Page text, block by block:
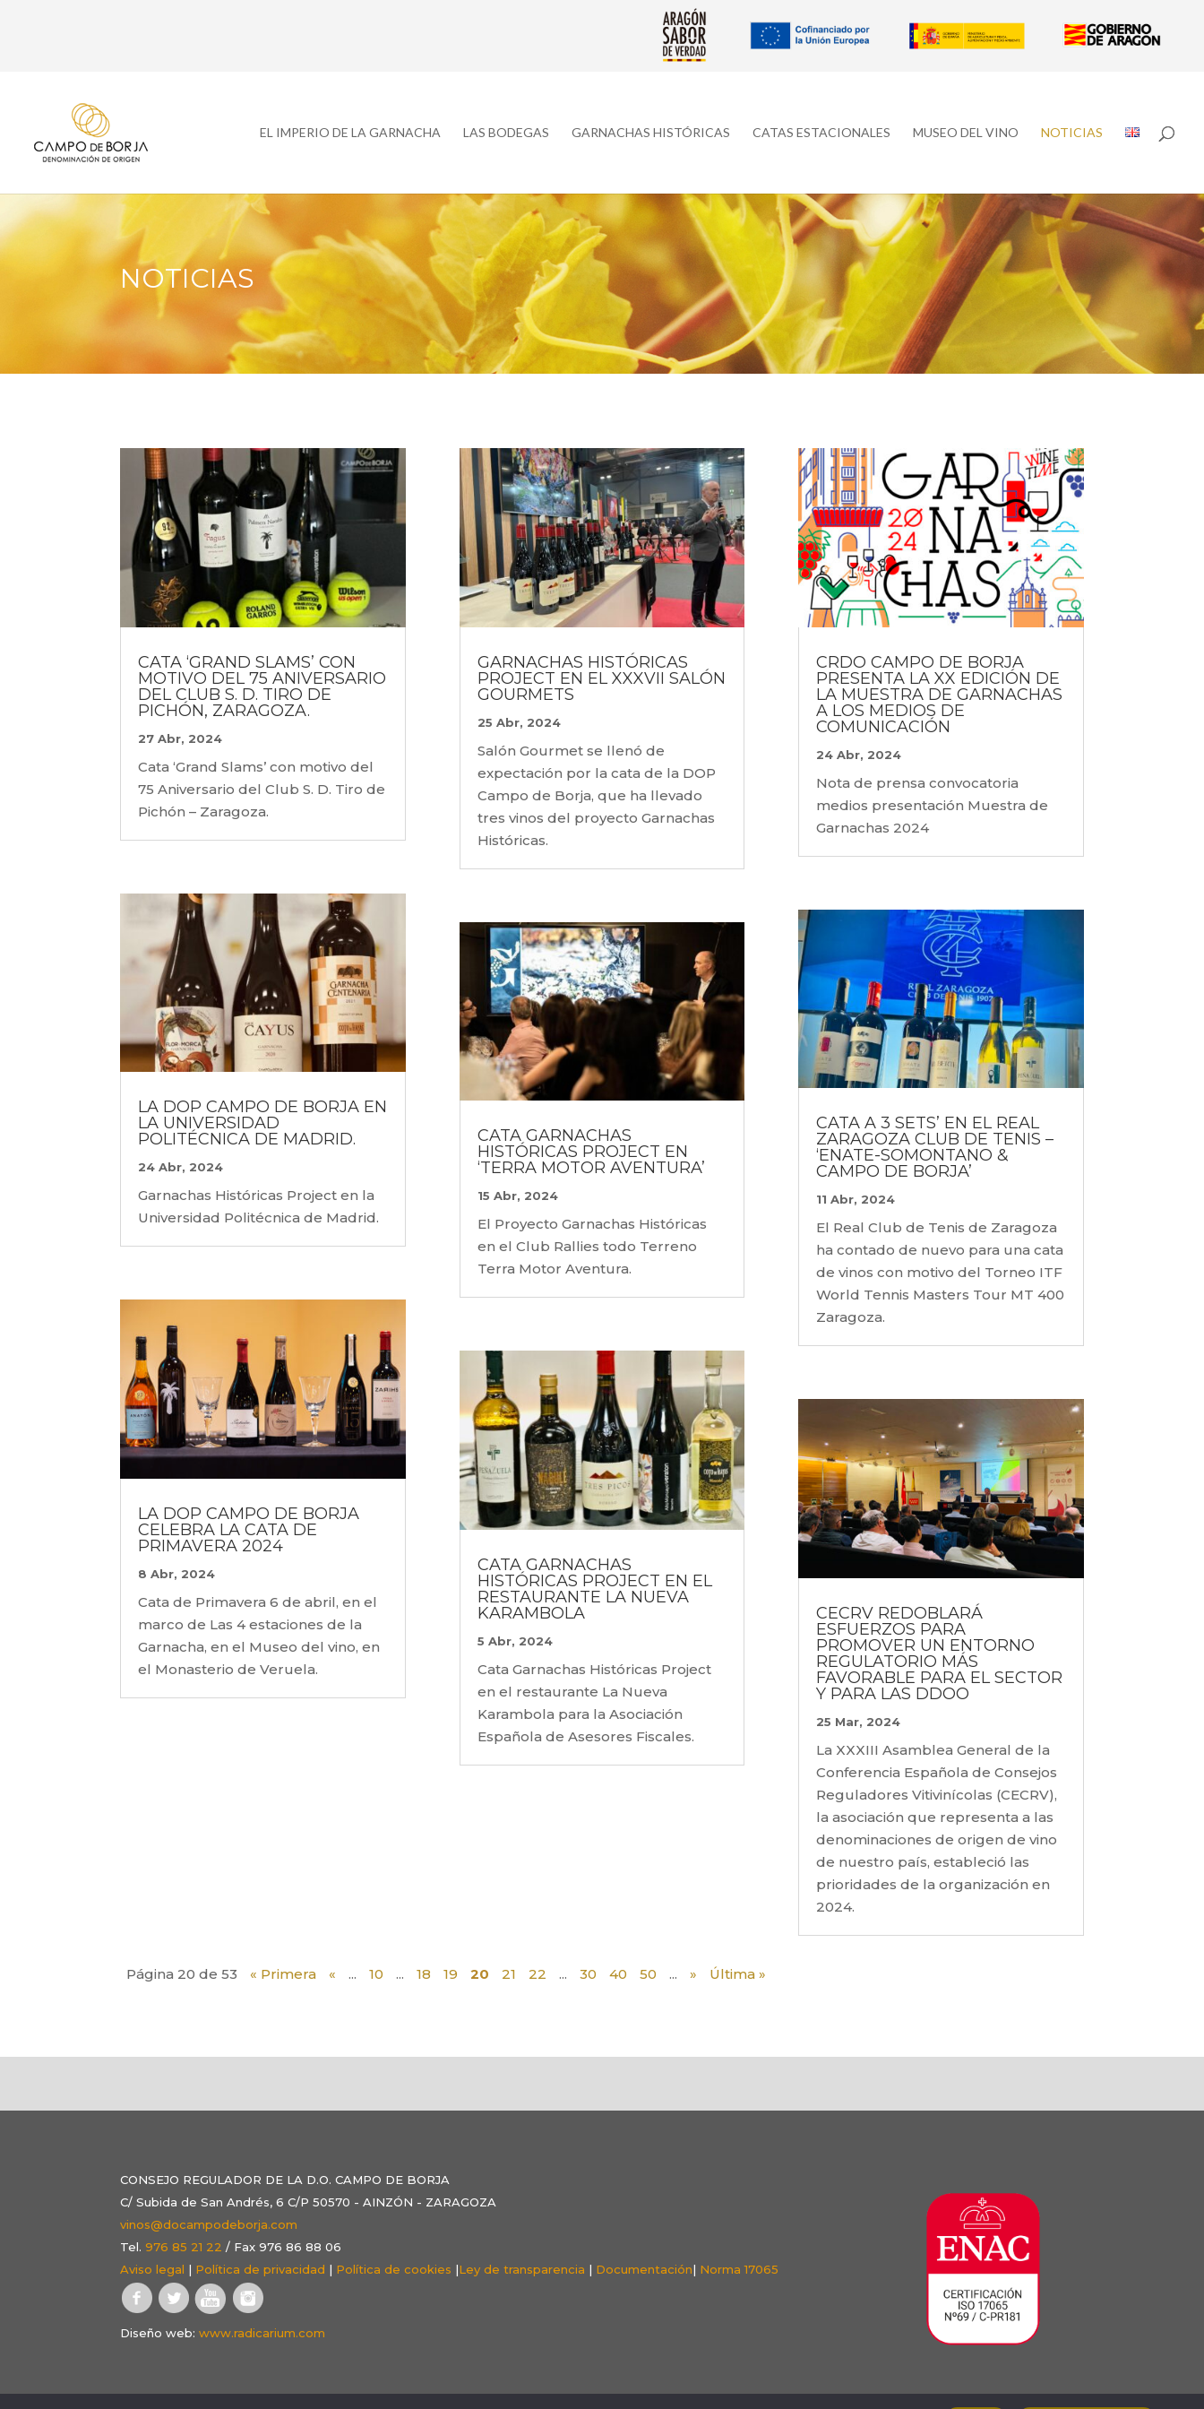
EL IMPERIO DE LA GARNACHA LAS BODEGAS GARNACHAS HISTÓRICAS CATAS ESTACIONALES MUSEO DEL VINO NOTICIAS
NOTICIAS
CATA ‘GRAND SLAMS’ CON
MOTIVO DEL 75 ANIVERSARIO
DEL CLUB S. D. TIRO DE
PICHÓN, ZARAGOZA.
27 Abr, 2024
Cata ‘Grand Slams’ con motivo del
75 Aniversario del Club S. D. Tiro de
Pichón – Zaragoza.
LA DOP CAMPO DE BORJA EN
LA UNIVERSIDAD
POLITÉCNICA DE MADRID.
24 Abr, 2024
Garnachas Históricas Project en la
Universidad Politécnica de Madrid.
LA DOP CAMPO DE BORJA
CELEBRA LA CATA DE
PRIMAVERA 2024
8 Abr, 2024
Cata de Primavera 6 de abril, en el
marco de Las 4 estaciones de la
Garnacha, en el Museo del vino, en
el Monasterio de Veruela.
GARNACHAS HISTÓRICAS
PROJECT EN EL XXXVII SALÓN
GOURMETS
25 Abr, 2024
Salón Gourmet se llenó de
expectación por la cata de la DOP
Campo de Borja, que ha llevado
tres vinos del proyecto Garnachas
Históricas.
CATA GARNACHAS
HISTÓRICAS PROJECT EN
‘TERRA MOTOR AVENTURA’
15 Abr, 2024
El Proyecto Garnachas Históricas
en el Club Rallies todo Terreno
Terra Motor Aventura.
CATA GARNACHAS
HISTÓRICAS PROJECT EN EL
RESTAURANTE LA NUEVA
KARAMBOLA
5 Abr, 2024
Cata Garnachas Históricas Project
en el restaurante La Nueva
Karambola para la Asociación
Española de Asesores Fiscales.
CRDO CAMPO DE BORJA
PRESENTA LA XX EDICIÓN DE
LA MUESTRA DE GARNACHAS
A LOS MEDIOS DE
COMUNICACIÓN
24 Abr, 2024
Nota de prensa convocatoria
medios presentación Muestra de
Garnachas 2024
CATA A 3 SETS’ EN EL REAL
ZARAGOZA CLUB DE TENIS –
‘ENATE-SOMONTANO &
CAMPO DE BORJA’
11 Abr, 2024
El Real Club de Tenis de Zaragoza
ha contado de nuevo para una cata
de vinos con motivo del Torneo ITF
World Tennis Masters Tour MT 400
Zaragoza.
CECRV REDOBLARÁ
ESFUERZOS PARA
PROMOVER UN ENTORNO
REGULATORIO MÁS
FAVORABLE PARA EL SECTOR
Y PARA LAS DDOO
25 Mar, 2024
La XXXIII Asamblea General de la
Conferencia Española de Consejos
Reguladores Vitivinícolas (CECRV),
la asociación que representa a las
denominaciones de origen de vino
de nuestro país, estableció las
prioridades de la organización en
2024.
Página 20 de 53 « Primera « ... 10 ... 18 19 20 21 22 ... 30 40 50 ... » Última »
CONSEJO REGULADOR DE LA D.O. CAMPO DE BORJA
C/ Subida de San Andrés, 6 C/P 50570 - AINZÓN - ZARAGOZA
vinos@docampodeborja.com
Tel.976 85 21 22 / Fax 976 86 88 06
Aviso legal | Política de privacidad | Política de cookies |Ley de transparencia | Documentación| Norma 17065
Diseño web:www.radicarium.com